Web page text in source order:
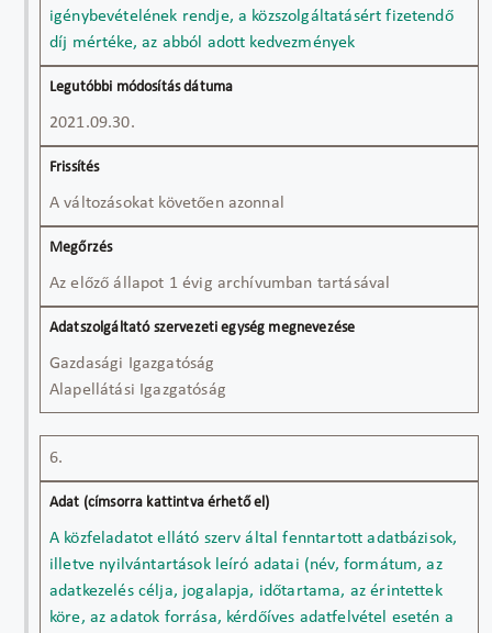
igénybevételének rendje, a közszolgáltatásért fizetendő
díj mértéke, az abból adott kedvezmények
2021.09.30.
A változásokat követően azonnal
Az előző állapot 1 évig archívumban tartásával
Gazdasági Igazgatóság
Alapellátási Igazgatóság
6.
A közfeladatot ellátó szerv által fenntartott adatbázisok,
illetve nyilvántartások leíró adatai (név, formátum, az
adatkezelés célja, jogalapja, időtartama, az érintettek
köre, az adatok forrása, kérdőíves adatfelvétel esetén a